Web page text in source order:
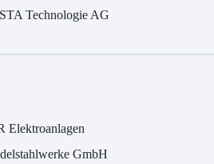
Technologie AG
Elektroanlagen
GmbH